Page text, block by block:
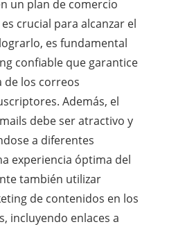
un plan de comercio
crucial para alcanzar el
es fundamental
confiable que garantice
los correos
Además, el
debe ser atractivo y
a diferentes
experiencia óptima del
también utilizar
de contenidos en los
incluyendo enlaces a